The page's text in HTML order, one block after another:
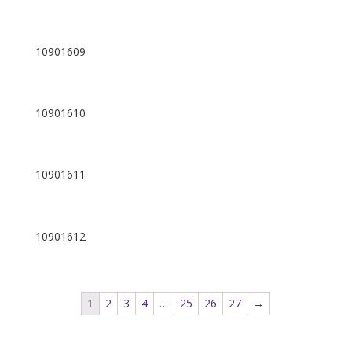
10901609
10901610
10901611
10901612
1 2 3 4 … 25 26 27 →